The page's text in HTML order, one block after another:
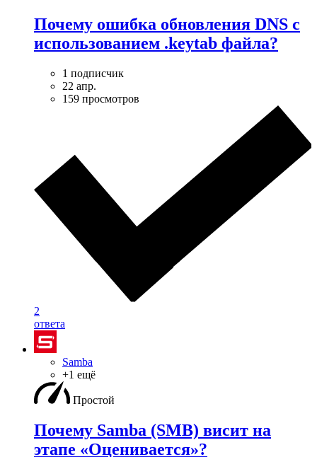
Почему ошибка обновления DNS с
использованием .keytab файла?
1 подписчик
22 апр.
159 просмотров
2
ответа
Samba
+1 ещё
Простой
Почему Samba (SMB) висит на
этапе «Оценивается»?